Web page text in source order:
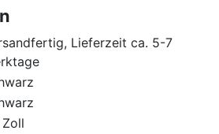
Lieferzeit ca. 5-7